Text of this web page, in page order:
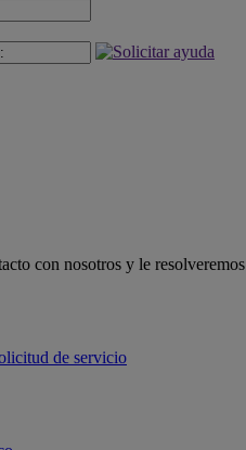
con nosotros y le
de servicio